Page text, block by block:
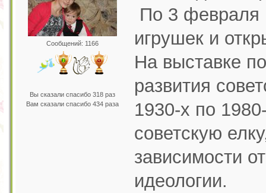
Сообщений: 1166
Вы сказали спасибо 318 раз
Вам сказали спасибо 434 раза
По 3 февраля
игрушек и
На выставке
развития
1930-х по
советскую
зависимости
идеологии.